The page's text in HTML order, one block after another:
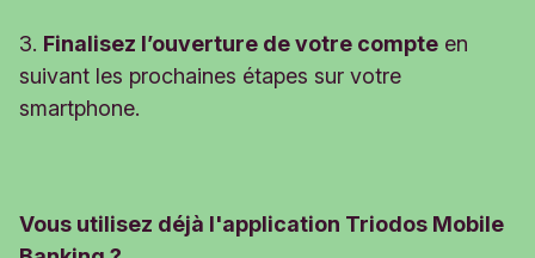
3. Finalisez l’ouverture de votre compte en
suivant les prochaines étapes sur votre
smartphone.
Vous utilisez déjà l'application Triodos Mobile